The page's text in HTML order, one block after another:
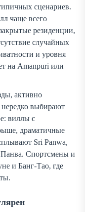
сценариев.
чаще всего
резиденции,
случайных
и уровня
на Amanpuri или
активно
выбирают
виллы с
драматичные
Sri Panwa,
Спортсмены и
и Банг-Тао, где